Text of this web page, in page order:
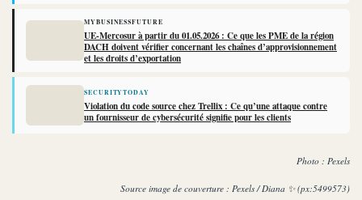
MYBUSINESSFUTURE
UE-Mercosur à partir du 01.05.2026 : Ce que les PME de la région
DACH doivent vérifier concernant les chaînes d’approvisionnement
et les droits d’exportation
SECURITYTODAY
Violation du code source chez Trellix : Ce qu’une attaque contre
un fournisseur de cybersécurité signifie pour les clients
Photo : Pexels
Source image de couverture : Pexels / Diana ✨ (px:5499573)